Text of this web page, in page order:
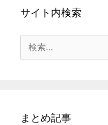
サイト内検索
索:
まとめ記事